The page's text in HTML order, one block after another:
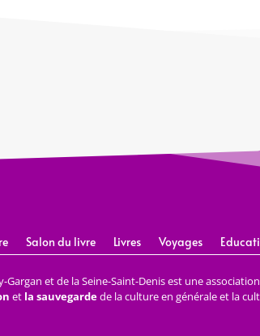
Salon du livre Livres Voyages
et de la Seine-Saint-Denis est une
et la sauvegardede la culture en générale et la